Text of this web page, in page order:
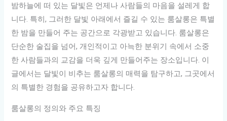
밤하늘에 떠 있는 달빛은 언제나 사람들의 마음을 설레게 합
니다. 특히, 그러한 달빛 아래에서 즐길 수 있는 룸살롱은 특별
한 밤을 만들어 주는 공간으로 각광받고 있습니다. 룸살롱은
단순한 술집을 넘어, 개인적이고 아늑한 분위기 속에서 소중
한 사람들과의 교감을 더욱 깊게 만들어주는 장소입니다. 이
글에서는 달빛이 비추는 룸살롱의 매력을 탐구하고, 그곳에서
의 특별한 경험을 공유하고자 합니다.
룸살롱의 정의와 주요 특징